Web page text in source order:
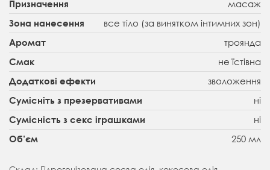
Призначення
масаж
Зона нанесення все тіло (за винятком інтимних зон)
Аромат троянда
Смак не їстівна
Додаткові ефекти зволоження
Сумісніть з презервативами ні
Сумісність з секс іграшками ні
Об’єм 250 мл